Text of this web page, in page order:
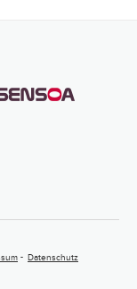
Datenschutz